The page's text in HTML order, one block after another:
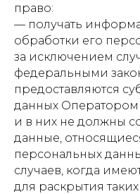
право:
— получать
обработки его
за исключением
федеральными
предоставляются
данных
и в них не должны
данные,
персональных
случаев, когда
для раскрытия